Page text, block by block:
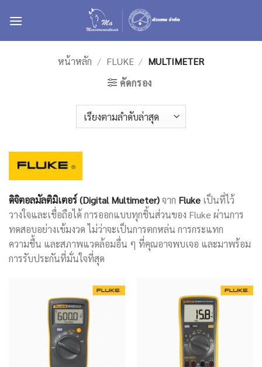
หน้าหลัก / FLUKE / MULTIMETER
คัดกรอง
ดิจิตอลมัลติมิเตอร์ (Digital Multimeter)จาก Fluke เป็นที่ไว้
วางใจและเชื่อถือได้ การออกแบบทุกชิ้นส่วนของ Fluke ผ่านการ
ทดสอบอย่างเข้มงวด ไม่ว่าจะเป็นการตกหล่น การกระแทก
ความชื้น และสภาพแวดล้อมอื่น ๆ ที่คุณอาจพบเจอ และมาพร้อม
การรับประกันที่มั่นใจที่สุด